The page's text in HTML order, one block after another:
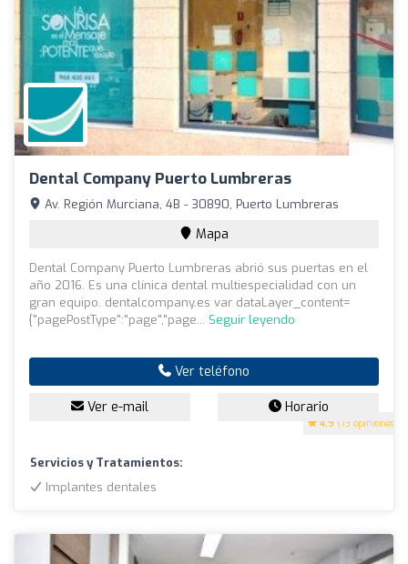
Dental Company Puerto Lumbreras
4.9 (73 opiniones)
Av. Región Murciana, 4B - 30890, Puerto Lumbreras
Mapa
Dental Company Puerto Lumbreras abrió sus puertas en el
año 2016. Es una clínica dental multiespecialidad con un
gran equipo. dentalcompany.es var dataLayer_content=
{"pagePostType":"page","page... Seguir leyendo
Ver teléfono
Ver e-mail Horario
Servicios y Tratamientos:
Implantes dentales